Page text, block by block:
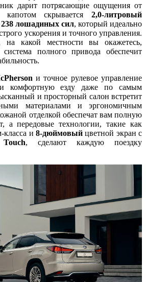
дарит потрясающие ощущения от
скрывается 2,0-литровый
238 лошадиных сил, который идеально
ускорения и точного управления.
на какой местности вы окажетесь,
система полного привода обеспечит
и точное рулевое управление
и комфортную езду даже по самым
и просторный салон встретит
материалами и эргономичным
отделкой обеспечат вам полную
а передовые технологии, такие как
класса и 8-дюймовый цветной экран с
, сделают каждую поездку